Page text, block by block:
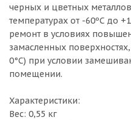
черных и цветных
температурах от -60ºС до
ремонт в условиях
замасленных
0°С) при условии
помещении.
Характеристики:
Вес: 0,55 кг